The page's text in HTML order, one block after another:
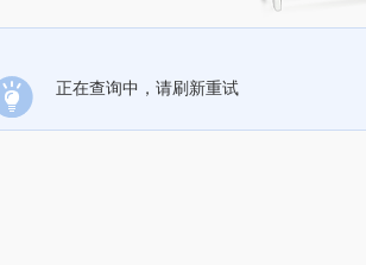
正在查询中，请刷新重试